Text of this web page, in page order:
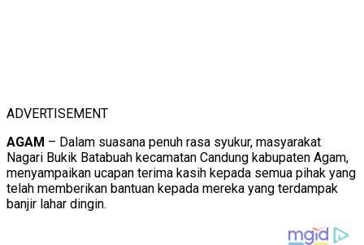
ADVERTISEMENT
AGAM – Dalam suasana penuh rasa syukur, masyarakat
Nagari Bukik Batabuah kecamatan Candung kabupaten Agam,
menyampaikan ucapan terima kasih kepada semua pihak yang
telah memberikan bantuan kepada mereka yang terdampak
banjir lahar dingin.